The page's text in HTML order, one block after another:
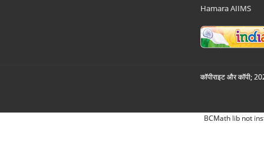
Hamara AIIMS
कॉपीराइट और कॉपी;
BCMath lib not